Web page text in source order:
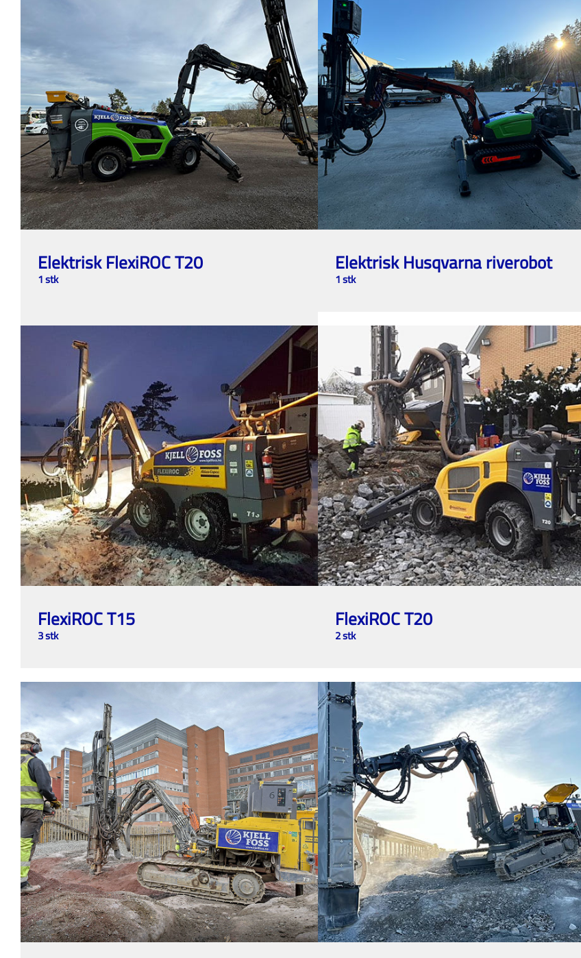
Elektrisk FlexiROC T20
1 stk
Elektrisk Husqvarna riverobot
1 stk
FlexiROC T15
3 stk
FlexiROC T20
2 stk